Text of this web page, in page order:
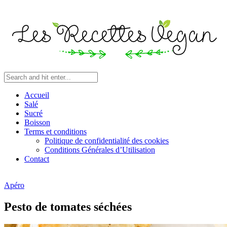
Accueil
Salé
Sucré
Boisson
Terms et conditions
Politique de confidentialité des cookies
Conditions Générales d’Utilisation
Contact
Apéro
Pesto de tomates séchées